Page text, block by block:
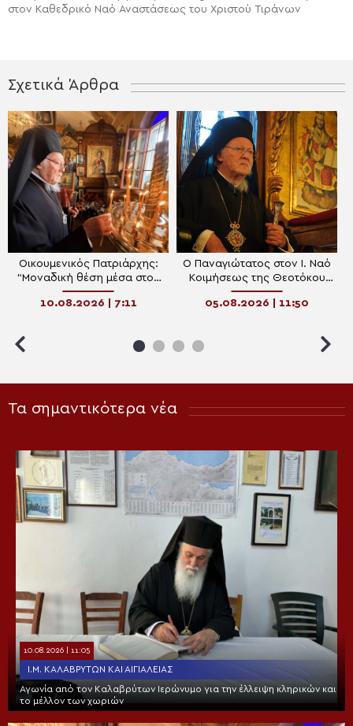
στον Καθεδρικό Ναό Αναστάσεως του Χριστού Τιράνων
Σχετικά Άρθρα
Οικουμενικός Πατριάρχης:
“Μοναδική θέση μέσα στον
Ορθόδοξο Μοναχισμό
κατέχει το Άγιον Όρος”
10.08.2026 | 7:11
Ο Παναγιώτατος στον Ι. Ναό
Κοιμήσεως της Θεοτόκου
Κουμαριωτίσσης στο Νιχώρι
του Βοσπόρου
05.08.2026 | 11:50
Τα σημαντικότερα νέα
10.08.2026 | 11:05
Ι.Μ. ΚΑΛΑΒΡΎΤΩΝ ΚΑΙ ΑΙΓΙΑΛΕΊΑΣ
Αγωνία από τον Καλαβρύτων Ιερώνυμο για την έλλειψη κληρικών και
το μέλλον των χωριών